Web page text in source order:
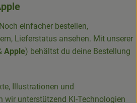
einfacher bestellen,
Lieferstatus ansehen. Mit unserer
Apple) behältst du deine Bestellung
Illustrationen und
wir unterstützend KI-Technologien